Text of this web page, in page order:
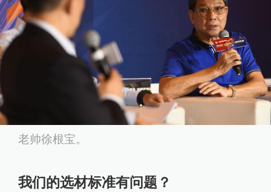
老帅徐根宝。
我们的选材标准有问题？